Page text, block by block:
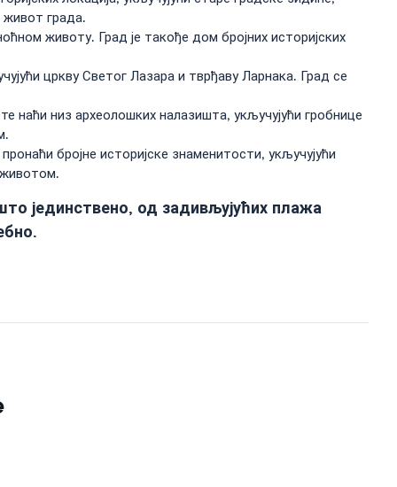
живот града.
животу. Град је такође дом бројних историјских
цркву Светог Лазара и тврђаву Ларнака. Град се
наћи низ археолошких налазишта, укључујући гробнице
бројне историјске знаменитости, укључујући
животом.
јединствено, од задивљујућих плажа